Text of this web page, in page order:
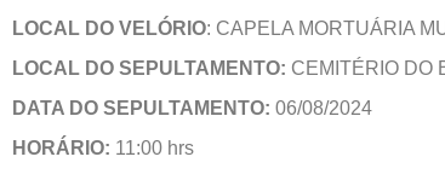
LOCAL DO VELÓRIO: CAPELA MORTUÁRIA
LOCAL DO SEPULTAMENTO: CEMITÉRIO DO
DATA DO SEPULTAMENTO: 06/08/2024
HORÁRIO: 11:00 hrs